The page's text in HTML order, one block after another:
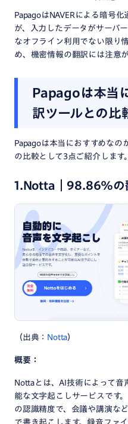
PapagoはNAVERによる暗号
が、入力したデータがサーバ
なオフライン利用でない限り
め、機密情報の翻訳には注意が
Papagoは本当
訳ツールとの比
Papagoは本当におすすめなの
の比較として3点ご紹介します。
1.Notta｜98.86%の
（出典： Notta）
概要：
Nottaとは、AI技術によって音
能な文字起こしサービスです
の認識精度で、会議や講演な